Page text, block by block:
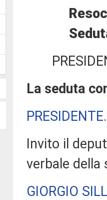
La seduta
PRESIDENTE
Invito il
verbale della
GIORGIO